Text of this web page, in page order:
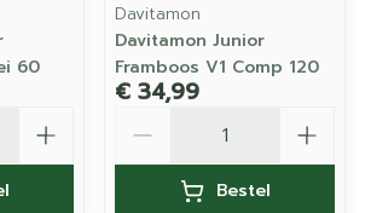
60
Davitamon
Davitamon Junior
Framboos V1 Comp 120
€ 34,99
Bestel